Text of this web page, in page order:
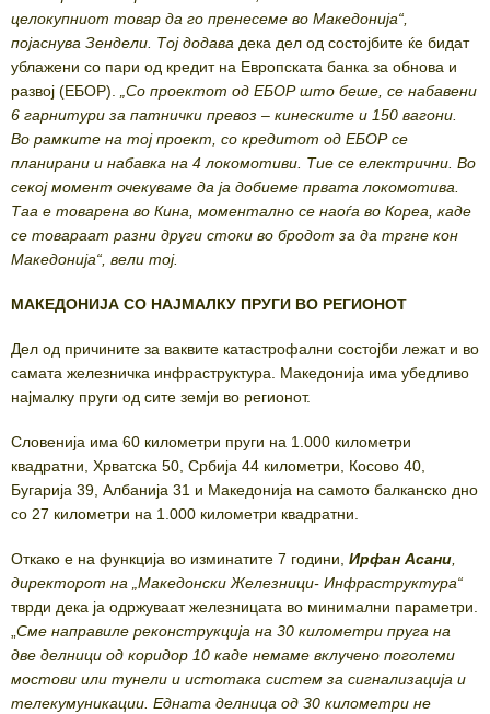
целокупниот товар да го пренесеме во Македонија“,
појаснува Зендели. Тој додава дека дел од состојбите ќе бидат
ублажени со пари од кредит на Европската банка за обнова и
развој (ЕБОР). „Со проектот од ЕБОР што беше, се набавени
6 гарнитури за патнички превоз – кинеските и 150 вагони.
Во рамките на тој проект, со кредитот од ЕБОР се
планирани и набавка на 4 локомотиви. Тие се електрични. Во
секој момент очекуваме да ја добиеме првата локомотива.
Таа е товарена во Кина, моментално се наоѓа во Кореа, каде
се товараат разни други стоки во бродот за да тргне кон
Македонија“, вели тој.
МАКЕДОНИЈА СО НАЈМАЛКУ ПРУГИ ВО РЕГИОНОТ
Дел од причините за ваквите катастрофални состојби лежат и во
самата железничка инфраструктура. Македонија има убедливо
најмалку пруги од сите земји во регионот.
Словенија има 60 километри пруги на 1.000 километри
квадратни, Хрватска 50, Србија 44 километри, Косово 40,
Бугарија 39, Албанија 31 и Македонија на самото балканско дно
со 27 километри на 1.000 километри квадратни.
Откако е на функција во изминатите 7 години, Ирфан Асани,
директорот на „Македонски Железници- Инфраструктура“
тврди дека ја одржуваат железницата во минимални параметри.
„Сме направиле реконструкција на 30 километри пруга на
две делници од коридор 10 каде немаме вклучено поголеми
мостови или тунели и истотака систем за сигнализација и
телекумуникации. Едната делница од 30 километри не